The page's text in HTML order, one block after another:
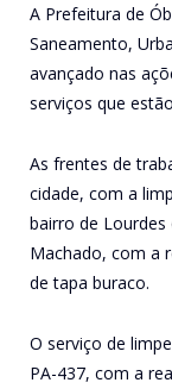
A Prefeitura de
Saneamento,
avançado nas
serviços que
As frentes de
cidade, com a
bairro de
Machado, com a
de tapa buraco.
O serviço de
PA-437, com a